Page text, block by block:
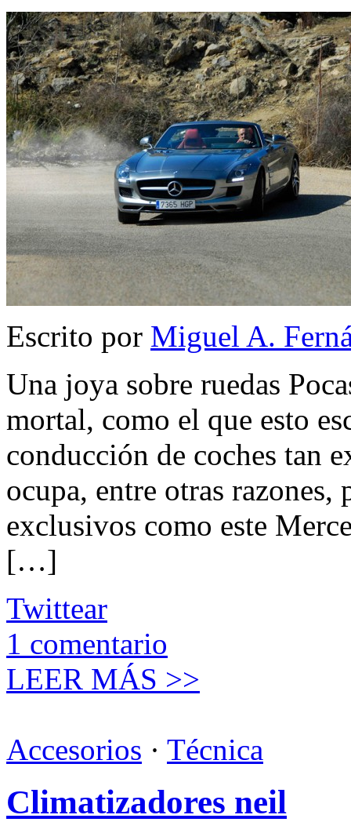
Escrito por Miguel A.
Una joya sobre ruedas
mortal, como el que esto
conducción de coches tan
ocupa, entre otras
exclusivos como este
[…]
Twittear
1 comentario
LEER MÁS >>
Accesorios · Técnica
Climatizadores neil